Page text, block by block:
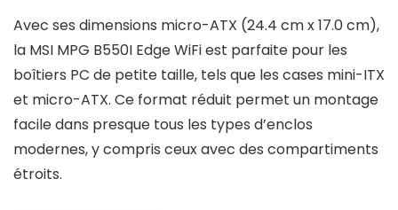
Avec ses dimensions micro-ATX (24.4 cm x 17.0 cm),
la MSI MPG B550I Edge WiFi est parfaite pour les
boîtiers PC de petite taille, tels que les cases mini-ITX
et micro-ATX. Ce format réduit permet un montage
facile dans presque tous les types d’enclos
modernes, y compris ceux avec des compartiments
étroits.